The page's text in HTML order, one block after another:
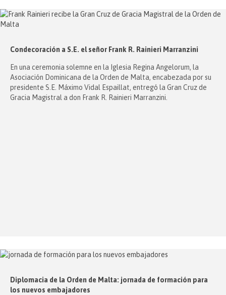
Condecoración a S.E. el señor Frank R. Rainieri Marranzini
En una ceremonia solemne en la Iglesia Regina Angelorum, la
Asociación Dominicana de la Orden de Malta, encabezada por su
presidente S.E. Máximo Vidal Espaillat, entregó la Gran Cruz de
Gracia Magistral a don Frank R. Rainieri Marranzini.
Diplomacia de la Orden de Malta: jornada de formación para
los nuevos embajadores